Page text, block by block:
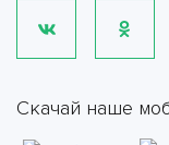
Скачай наше